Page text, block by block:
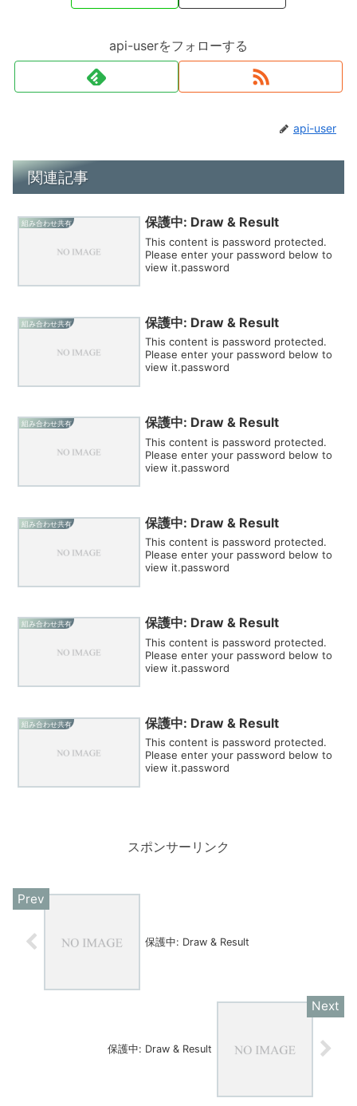
api-userをフォローする
api-user
関連記事
組み合わせ共有 保護中: Draw & Result
This content is password protected.
Please enter your password below to
view it.password
組み合わせ共有 保護中: Draw & Result
This content is password protected.
Please enter your password below to
view it.password
組み合わせ共有 保護中: Draw & Result
This content is password protected.
Please enter your password below to
view it.password
組み合わせ共有 保護中: Draw & Result
This content is password protected.
Please enter your password below to
view it.password
組み合わせ共有 保護中: Draw & Result
This content is password protected.
Please enter your password below to
view it.password
組み合わせ共有 保護中: Draw & Result
This content is password protected.
Please enter your password below to
view it.password
スポンサーリンク
保護中: Draw & Result
保護中: Draw & Result